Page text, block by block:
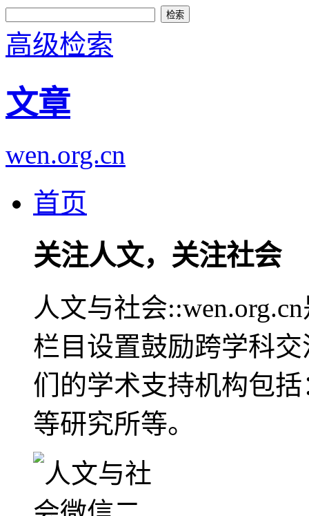
高级检索
文章
wen.org.cn
首页
关注人文，关注社会
人文与社会
栏目设置鼓励跨学科
们的学术支持机构包
等研究所等。